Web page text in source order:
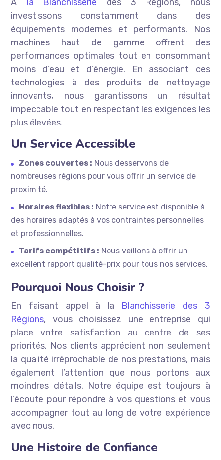
À la Blanchisserie des 3 Régions, nous
investissons constamment dans des
équipements modernes et performants. Nos
machines haut de gamme offrent des
performances optimales tout en consommant
moins d’eau et d’énergie. En associant ces
technologies à des produits de nettoyage
innovants, nous garantissons un résultat
impeccable tout en respectant les exigences les
plus élevées.
Un Service Accessible
Zones couvertes : Nous desservons de
nombreuses régions pour vous offrir un service de
proximité.
Horaires flexibles : Notre service est disponible à
des horaires adaptés à vos contraintes personnelles
et professionnelles.
Tarifs compétitifs : Nous veillons à offrir un
excellent rapport qualité-prix pour tous nos services.
Pourquoi Nous Choisir ?
En faisant appel à la Blanchisserie des 3
Régions, vous choisissez une entreprise qui
place votre satisfaction au centre de ses
priorités. Nos clients apprécient non seulement
la qualité irréprochable de nos prestations, mais
également l’attention que nous portons aux
moindres détails. Notre équipe est toujours à
l’écoute pour répondre à vos questions et vous
accompagner tout au long de votre expérience
avec nous.
Une Histoire de Confiance